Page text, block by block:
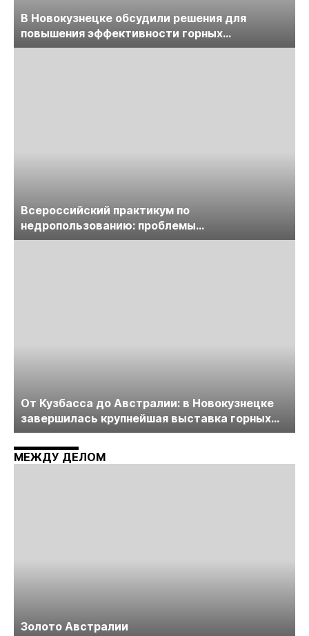
В Новокузнецке обсудили решения для
повышения эффективности горных
предприятий
Всероссийский практикум по
недропользованию: проблемы
лицензирования, цифровизации, экспертизы
От Кузбасса до Австралии: в Новокузнецке
завершилась крупнейшая выставка горных
технологий «Недра России. Уголь России и
Майнинг»
МЕЖДУ ДЕЛОМ
Золото Австралии